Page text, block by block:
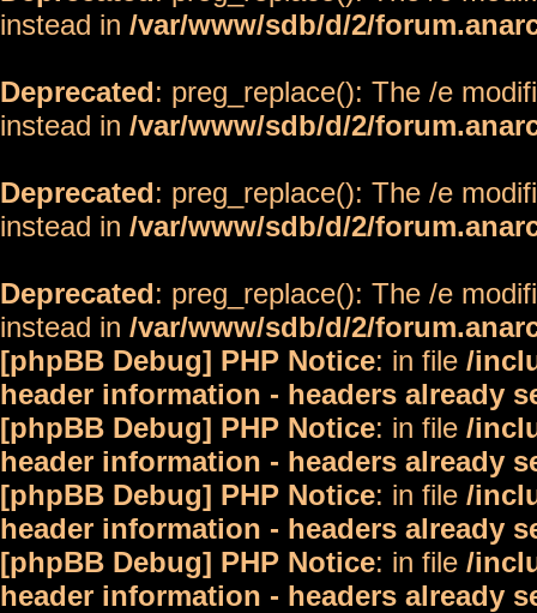
instead in /var/www/sdb/d/2/
Deprecated: preg_replace(): The /e
instead in /var/www/sdb/d/2/
Deprecated: preg_replace(): The /e
instead in /var/www/sdb/d/2/
Deprecated: preg_replace(): The /e
instead in /var/www/sdb/d/2/
[phpBB Debug] PHP Notice: in file /
header information - headers already
[phpBB Debug] PHP Notice: in file /
header information - headers already
[phpBB Debug] PHP Notice: in file /
header information - headers already
[phpBB Debug] PHP Notice: in file /
header information - headers already